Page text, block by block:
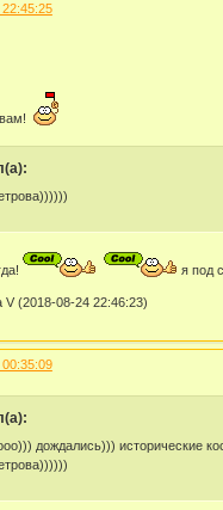
я под
V (2018-08-24 22:46:23)
дождались))) исторические